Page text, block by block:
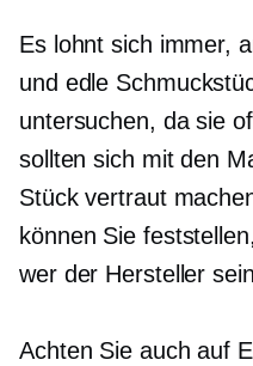
Es lohnt sich immer,
und edle
untersuchen, da sie
sollten sich mit den
Stück vertraut
können Sie
wer der Hersteller
Achten Sie auch auf